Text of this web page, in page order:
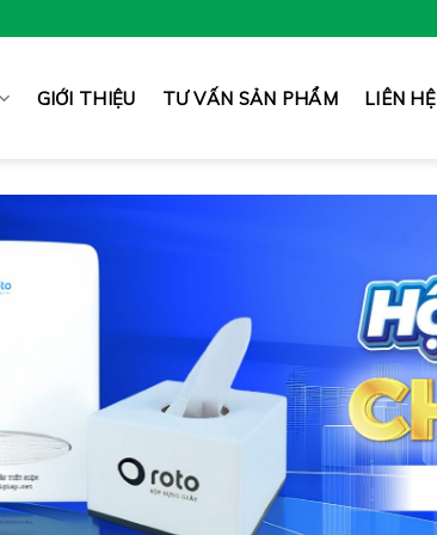
GIỚI THIỆU TƯ VẤN SẢN PHẨM LIÊN HỆ